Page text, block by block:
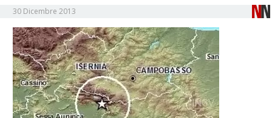
30 Dicembre 2013